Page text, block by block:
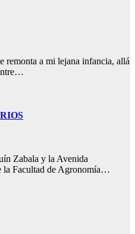
remonta a mi lejana infancia, allá
Zabala y la Avenida
la Facultad de Agronomía…